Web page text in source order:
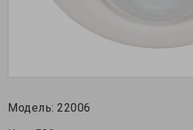
Модель:22006